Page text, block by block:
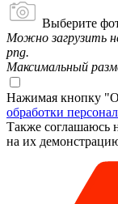
Выберите
Можно загрузить
png.
Максимальный
Нажимая кнопку
обработки
Также соглашаюсь
на их